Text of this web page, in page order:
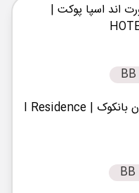
اند اسپا پوکت |
BB
بانکوک
| I Residence
BB